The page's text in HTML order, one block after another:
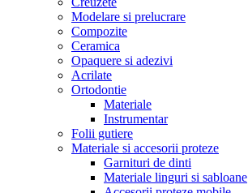
Modelare si prelucrare
Compozite
Ceramica
Opaquere si adezivi
Acrilate
Ortodontie
Materiale
Instrumentar
Folii gutiere
Materiale si accesorii proteze
Garnituri de dinti
Materiale linguri si sabloane